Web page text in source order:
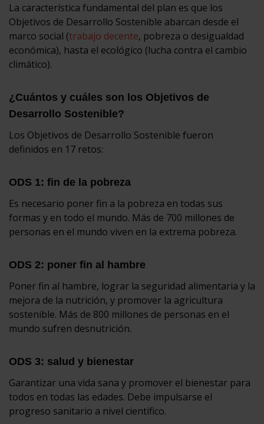
La característica fundamental del plan es que los
Objetivos de Desarrollo Sostenible abarcan desde el
marco social (trabajo decente, pobreza o desigualdad
económica), hasta el ecológico (lucha contra el cambio
climático).
¿Cuántos y cuáles son los Objetivos de
Desarrollo Sostenible?
Los Objetivos de Desarrollo Sostenible fueron
definidos en 17 retos:
ODS 1: fin de la pobreza
Es necesario poner fin a la pobreza en todas sus
formas y en todo el mundo. Más de 700 millones de
personas en el mundo viven en la extrema pobreza.
ODS 2: poner fin al hambre
Poner fin al hambre, lograr la seguridad alimentaria y la
mejora de la nutrición, y promover la agricultura
sostenible. Más de 800 millones de personas en el
mundo sufren desnutrición.
ODS 3: salud y bienestar
Garantizar una vida sana y promover el bienestar para
todos en todas las edades. Debe impulsarse el
progreso sanitario a nivel científico.